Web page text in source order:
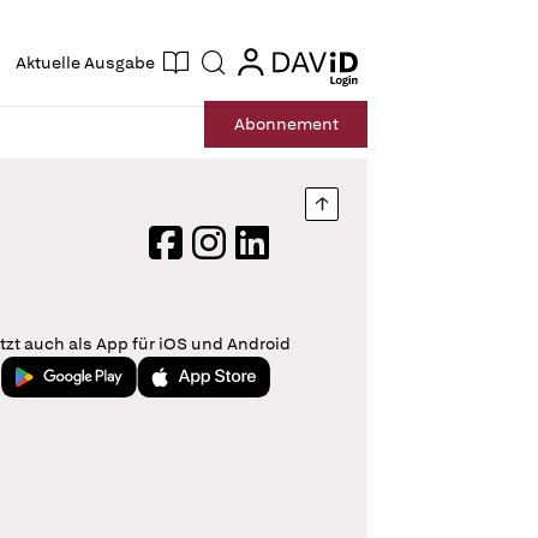
Aktuelle Ausgabe Suche login
login
Abonnement
Nach oben springen
FacebookInstagram
LinkedIn
auch als App für iOS und Android
Jetzt bei Google PlayLaden im App Store